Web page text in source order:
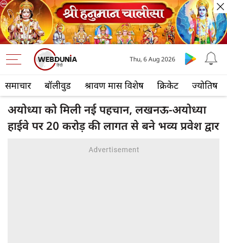
समाचार बॉलीवुड श्रावण मास विशेष क्रिकेट ज्योतिष
Thu, 6 Aug 2026
अयोध्या को मिली नई पहचान, लखनऊ-अयोध्या
हाईवे पर 20 करोड़ की लागत से बने भव्य प्रवेश द्वार